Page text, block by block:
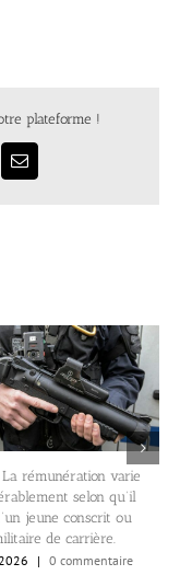
plateforme !
Email
La rémunération varie
selon qu’il
jeune conscrit ou
de carrière.
| 0 commentaire